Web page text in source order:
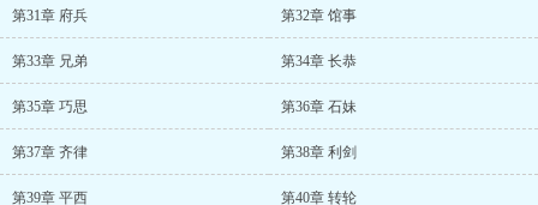
第31章 府兵 第32章 馆事
第33章 兄弟 第34章 长恭
第35章 巧思 第36章 石妹
第37章 齐律 第38章 利剑
第39章 平西 第40章 转轮